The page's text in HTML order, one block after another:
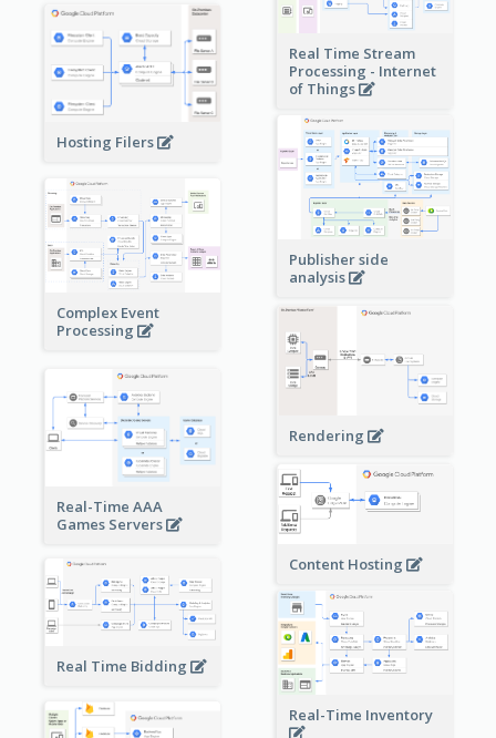
Real Time Stream
Processing - Internet
of Things
Hosting Filers
Publisher side
analysis
Complex Event
Processing
Rendering
Real-Time AAA
Games Servers
Content Hosting
Real Time Bidding
Real-Time Inventory